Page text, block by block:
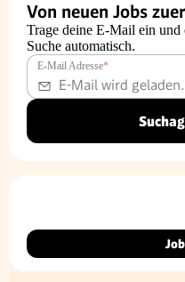
Von neuen Jobs
Trage deine E-Mail ein und
Suche automatisch.
E-Mail Adresse*